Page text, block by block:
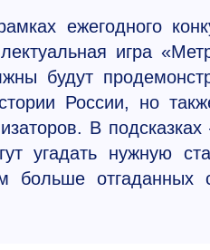
ежегодного
игра
будут
России, но
В
угадать нужную
больше